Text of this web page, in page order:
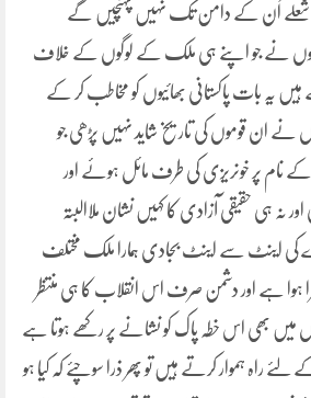
شعلے اُن کے دامن تک نہیں پہنچیں گے
نے جو اپنے ہی ملک کے لوگوں کے خلاف
ہیں یہ بات پاکستانی بھائیوں کو مخاطب کر کے
نے ان قوموں کی تاریخ شاید نہیں پڑھی جو
کے نام پر خونریزی کی طرف مائل ہوئے اور
اور نہ ہی حقیقی آزادی کا کہیں نشان ملاالبتہ
اینٹ سے اینٹ بجادی ہمارا ملک مختلف
ہوا ہے اور دشمن صرف اس انقلاب کا ہی منتظر
میں بھی اس خطہ پاک کو نشانے پر رکھے ہوتا ہے
لئے راہ ہموار کرتے ہیں تو پھر ذرا سوچئے کہ کیا ہو